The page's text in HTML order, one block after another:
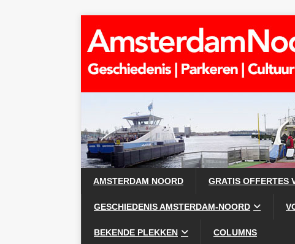
AMSTERDAM NOORD GRATIS OFFERTES
GESCHIEDENIS AMSTERDAM-NOORD
BEKENDE PLEKKEN COLUMNS